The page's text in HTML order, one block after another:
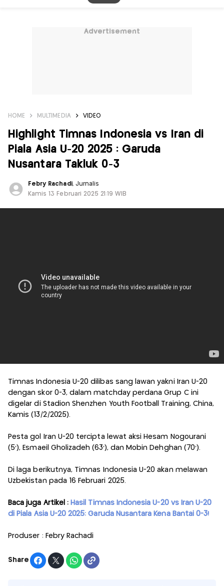
Advertisement
HOME MULTIMEDIA VIDEO
Highlight Timnas Indonesia vs Iran di
Piala Asia U-20 2025 : Garuda
Nusantara Takluk 0-3
Febry Rachadi, Jurnalis
Kamis 13 Februari 2025 21:19 WIB
Timnas Indonesia U-20 dilibas sang lawan yakni Iran U-20
dengan skor 0-3, dalam matchday perdana Grup C ini
digelar di Stadion Shenzhen Youth Football Training, China,
Kamis (13/2/2025).
Pesta gol Iran U-20 tercipta lewat aksi Hesam Nogourani
(5’), Esmaeil Gholizadeh (63’), dan Mobin Dehghan (70’).
Di laga berikutnya, Timnas Indonesia U-20 akan melawan
Uzbekistan pada 16 Februari 2025.
Baca juga Artikel : Hasil Timnas Indonesia U-20 vs Iran U-20
di Piala Asia U-20 2025: Garuda Nusantara Kena Bantai 0-3!
Produser : Febry Rachadi
Share